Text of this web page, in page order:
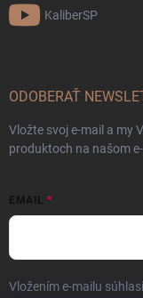
KaliberSP
ODOBERAŤ
Vložte svoj e-mail a my
produktoch na našom
EMAIL
Vložením e-mailu